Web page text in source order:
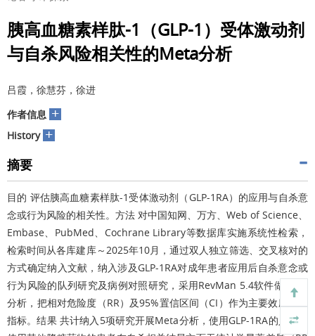
胰高血糖素样肽-1（GLP-1）受体激动剂
与自杀风险相关性的Meta分析
吕霞，徐慧芬，徐进
作者信息 +
History +
摘要
目的 评估胰高血糖素样肽-1受体激动剂（GLP-1RA）的应用与自杀意
念或行为风险的相关性。方法 对中国知网、万方、Web of Science、
Embase、PubMed、Cochrane Library等数据库实施系统性检索，
检索时间从各库建库～2025年10月，通过双人独立筛选、交叉核对的
方式确定纳入文献，纳入涉及GLP-1RA对成年患者应用后自杀意念或
行为风险的队列研究及病例对照研究，采用RevMan 5.4软件做Meta
分析，把相对危险度（RR）及95%置信区间（CI）作为主要效应分析
指标。结果 共计纳入5项研究开展Meta分析，使用GLP-1RA的人群跟